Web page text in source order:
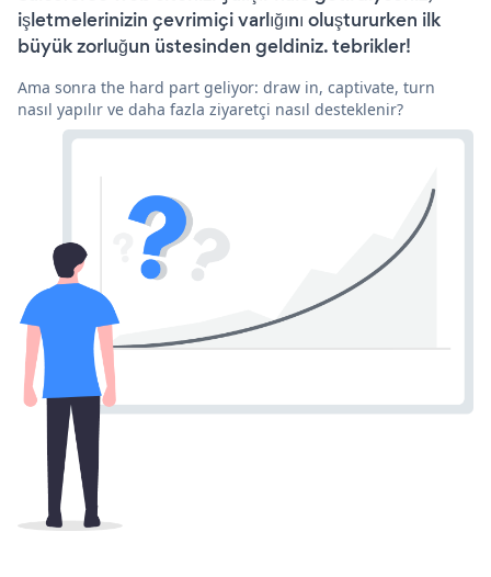
işletmelerinizin çevrimiçi varlığını oluştururken ilk
büyük zorluğun üstesinden geldiniz. tebrikler!
Ama sonra the hard part geliyor: draw in, captivate, turn
nasıl yapılır ve daha fazla ziyaretçi nasıl desteklenir?